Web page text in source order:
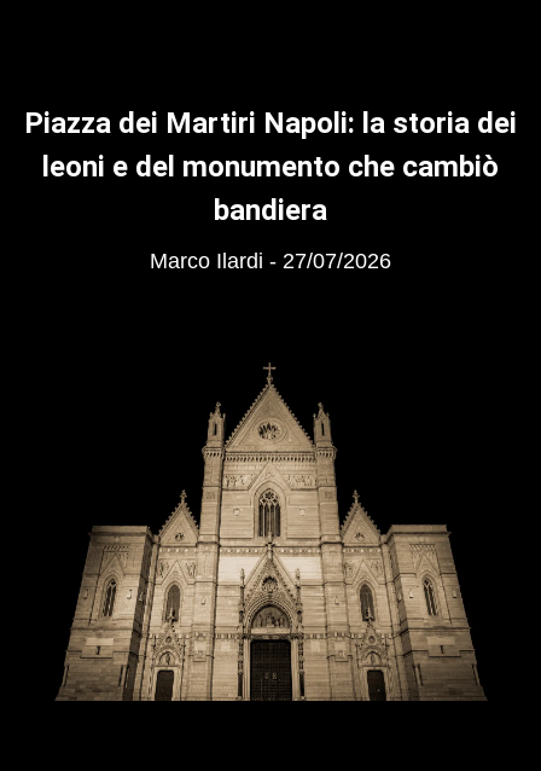
Piazza dei Martiri Napoli: la storia dei
leoni e del monumento che cambiò
bandiera
Marco Ilardi 27/07/2026